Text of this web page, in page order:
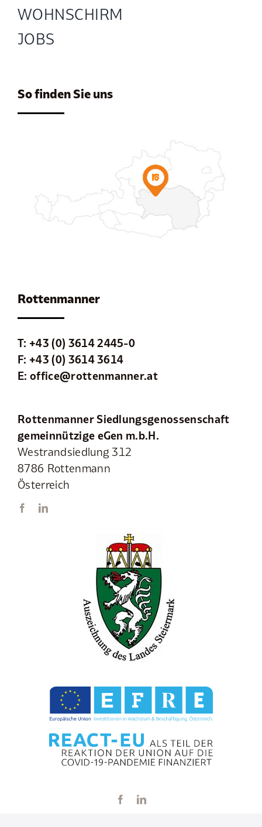
WOHNSCHIRM
JOBS
So finden Sie uns
Rottenmanner
T: +43 (0) 3614 2445-0
F: +43 (0) 3614 3614
E: office@rottenmanner.at
Rottenmanner Siedlungsgenossenschaft
gemeinnützige eGen m.b.H.
Westrandsiedlung 312
8786 Rottenmann
Österreich